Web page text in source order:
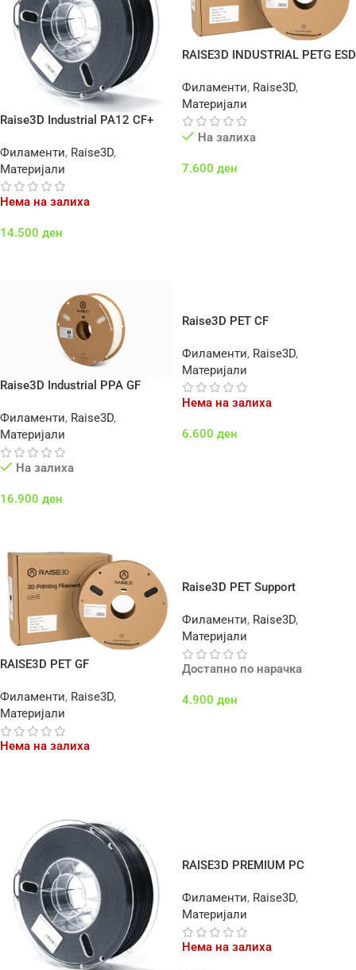
Raise3D Industrial PA12 CF+
Филаменти, Raise3D,
Материјали
Нема на залиха
14.500 ден
RAISE3D INDUSTRIAL PETG ESD
Филаменти, Raise3D,
Материјали
На залиха
7.600 ден
Raise3D Industrial PPA GF
Филаменти, Raise3D,
Материјали
На залиха
16.900 ден
Raise3D PET CF
Филаменти, Raise3D,
Материјали
Нема на залиха
6.600 ден
RAISE3D PET GF
Филаменти, Raise3D,
Материјали
Нема на залиха
Raise3D PET Support
Филаменти, Raise3D,
Материјали
Достапно по нарачка
4.900 ден
RAISE3D PREMIUM PC
Филаменти, Raise3D,
Материјали
Нема на залиха